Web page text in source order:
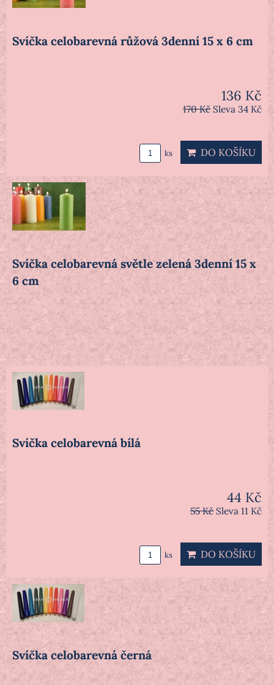
Svíčka celobarevná růžová 3denní 15 x 6 cm
136 Kč
170 Kč Sleva 34 Kč
ks DO KOŠÍKU
Svíčka celobarevná světle zelená 3denní 15 x
6 cm
Svíčka celobarevná bílá
44 Kč
55 Kč Sleva 11 Kč
ks DO KOŠÍKU
Svíčka celobarevná černá